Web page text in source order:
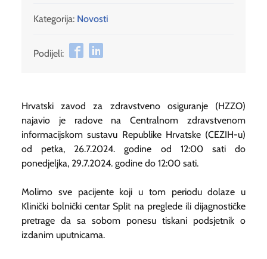
Kategorija: Novosti
Podijeli:
Hrvatski zavod za zdravstveno osiguranje (HZZO)
najavio je radove na Centralnom zdravstvenom
informacijskom sustavu Republike Hrvatske (CEZIH-u)
od petka, 26.7.2024. godine od 12:00 sati do
ponedjeljka, 29.7.2024. godine do 12:00 sati.
Molimo sve pacijente koji u tom periodu dolaze u
Klinički bolnički centar Split na preglede ili dijagnostičke
pretrage da sa sobom ponesu tiskani podsjetnik o
izdanim uputnicama.